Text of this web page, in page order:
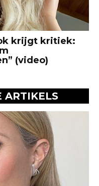
krijgt kritiek:
(video)
ARTIKELS